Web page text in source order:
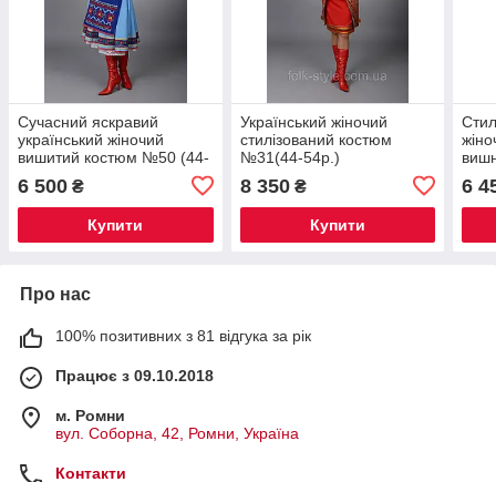
Сучасний яскравий
український жіночий
вишитий костюм №50 (44-
6 500 ₴
Купити
Український жіночий
стилізований костюм
№31(44-54р.)
8 350₴
Купити
6
Про нас
100% позитивних з 81 відгука за рік
Працює з 09.10.2018
м. Ромни
вул. Соборна, 42, Ромни, Україна
Контакти